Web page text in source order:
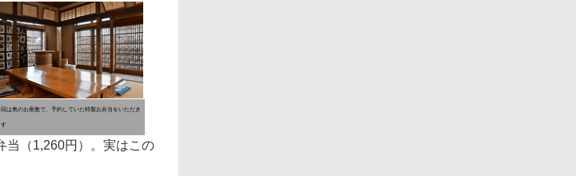
回は奥のお座敷で、予約していた特製お弁当をいただき
す
（1,260円）。実はこの